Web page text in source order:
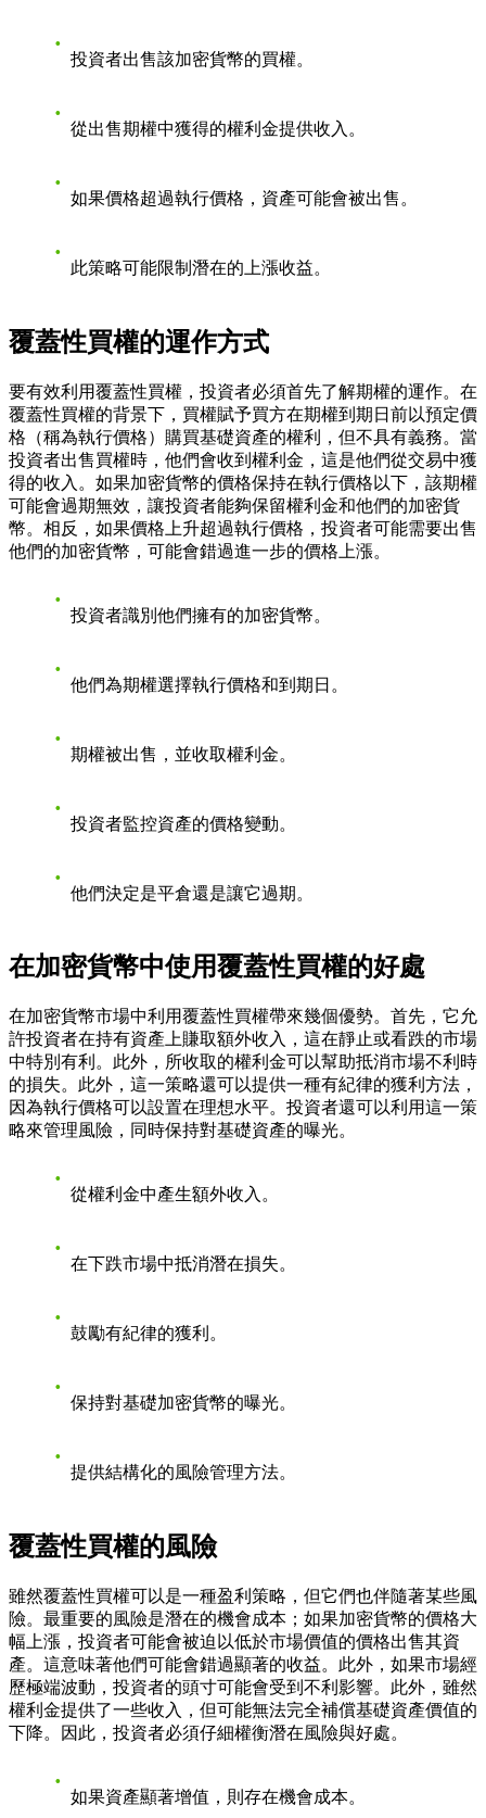
投資者出售該加密貨幣的買權。
從出售期權中獲得的權利金提供收入。
如果價格超過執行價格，資產可能會被出售。
此策略可能限制潛在的上漲收益。
覆蓋性買權的運作方式
要有效利用覆蓋性買權，投資者必須首先了解期權的運作。在
覆蓋性買權的背景下，買權賦予買方在期權到期日前以預定價
格（稱為執行價格）購買基礎資產的權利，但不具有義務。當
投資者出售買權時，他們會收到權利金，這是他們從交易中獲
得的收入。如果加密貨幣的價格保持在執行價格以下，該期權
可能會過期無效，讓投資者能夠保留權利金和他們的加密貨
幣。相反，如果價格上升超過執行價格，投資者可能需要出售
他們的加密貨幣，可能會錯過進一步的價格上漲。
投資者識別他們擁有的加密貨幣。
他們為期權選擇執行價格和到期日。
期權被出售，並收取權利金。
投資者監控資產的價格變動。
他們決定是平倉還是讓它過期。
在加密貨幣中使用覆蓋性買權的好處
在加密貨幣市場中利用覆蓋性買權帶來幾個優勢。首先，它允
許投資者在持有資產上賺取額外收入，這在靜止或看跌的市場
中特別有利。此外，所收取的權利金可以幫助抵消市場不利時
的損失。此外，這一策略還可以提供一種有紀律的獲利方法，
因為執行價格可以設置在理想水平。投資者還可以利用這一策
略來管理風險，同時保持對基礎資產的曝光。
從權利金中產生額外收入。
在下跌市場中抵消潛在損失。
鼓勵有紀律的獲利。
保持對基礎加密貨幣的曝光。
提供結構化的風險管理方法。
覆蓋性買權的風險
雖然覆蓋性買權可以是一種盈利策略，但它們也伴隨著某些風
險。最重要的風險是潛在的機會成本；如果加密貨幣的價格大
幅上漲，投資者可能會被迫以低於市場價值的價格出售其資
產。這意味著他們可能會錯過顯著的收益。此外，如果市場經
歷極端波動，投資者的頭寸可能會受到不利影響。此外，雖然
權利金提供了一些收入，但可能無法完全補償基礎資產價值的
下降。因此，投資者必須仔細權衡潛在風險與好處。
如果資產顯著增值，則存在機會成本。